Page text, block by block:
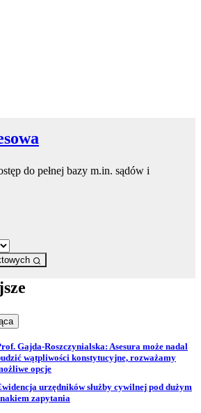
do pełnej bazy m.in. sądów i
z z
wiadomości z
Gajda-Roszczynialska: Asesura może nadal
wątpliwości konstytucyjne, rozważamy
opcje
urzędników służby cywilnej pod dużym
zapytania